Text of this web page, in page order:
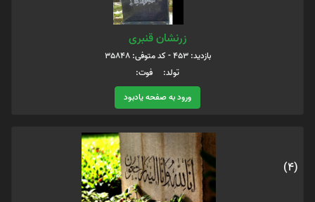
زرنشان قنبری
بازدید: 453 - کد متوفی: 35848
تولد: فوت:
ورود به صفحه یادبود
(4)